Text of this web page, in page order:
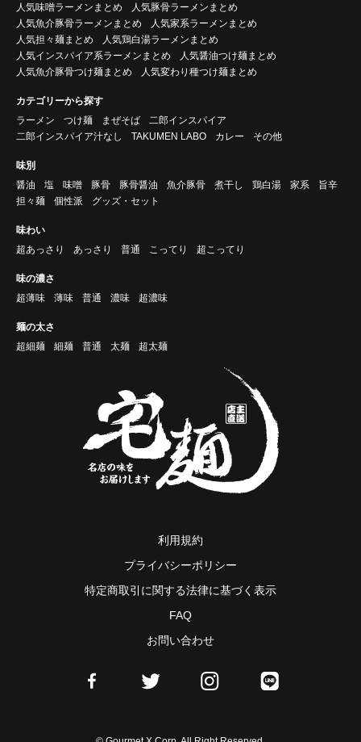
人気味噌ラーメンまとめ
人気豚骨ラーメンまとめ
人気魚介豚骨ラーメンまとめ
人気家系ラーメンまとめ
人気担々麺まとめ
人気鶏白湯ラーメンまとめ
人気インスパイア系ラーメンまとめ
人気醤油つけ麺まとめ
人気魚介豚骨つけ麺まとめ
人気変わり種つけ麺まとめ
カテゴリーから探す
ラーメン
つけ麺 まぜそば
二郎インスパイア
二郎インスパイア汁なし
TAKUMEN LABO カレー その他
味別
醤油
塩 味噌 豚骨 豚骨醤油 魚介豚骨 煮干し 鶏白湯 家系
旨辛
担々麺
個性派 グッズ・セット
味わい
超あっさり
あっさり 普通 こってり 超こってり
味の濃さ
超薄味
薄味 普通 濃味 超濃味
麺の太さ
超細麺
細麺 普通 太麺 超太麺
利用規約
プライバシーポリシー
特定商取引に関する法律に基づく表示
FAQ
お問い合わせ